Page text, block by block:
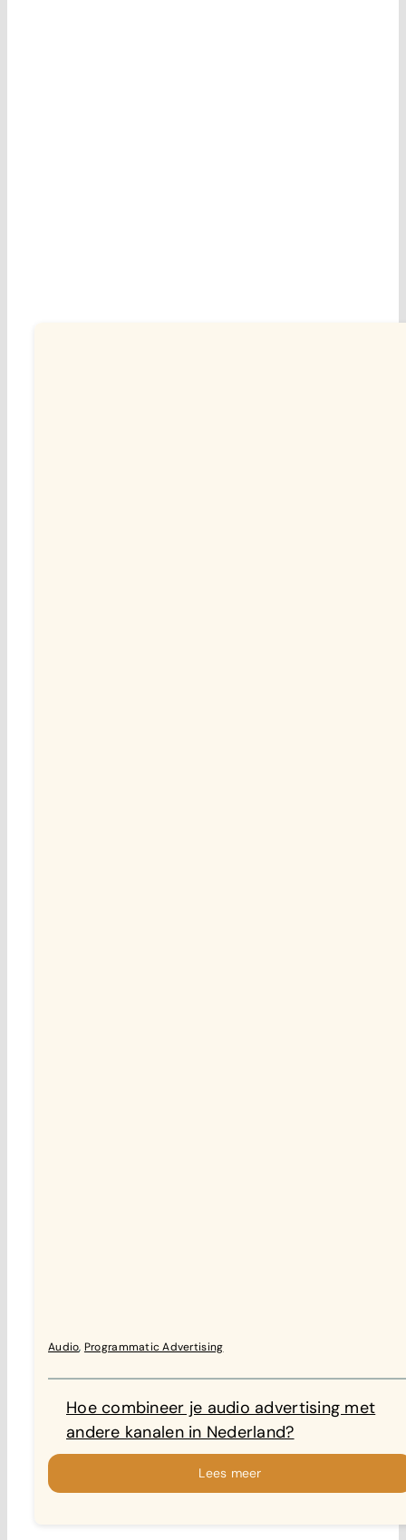
Audio, Programmatic Advertising
Hoe combineer je audio advertising met
andere kanalen in Nederland?
Lees meer